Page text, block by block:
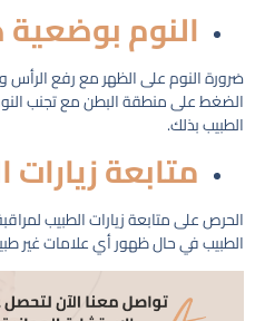
النوم
ضرورة النوم على الظهر مع رفع الرأس
الضغط على منطقة البطن مع تجنب
الطبيب بذلك.
متابعة
الحرص على متابعة زيارات الطبيب
الطبيب في حال ظهور أي علامات غير